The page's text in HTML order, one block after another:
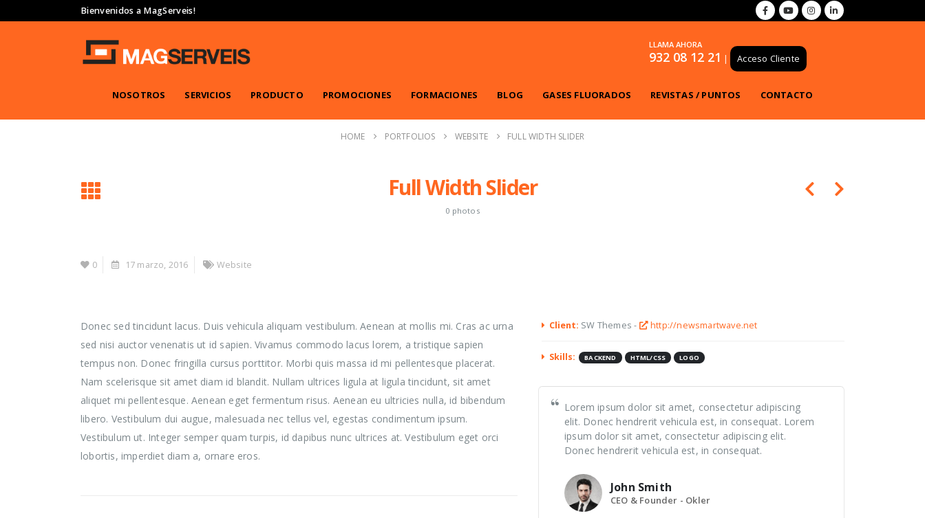
Bienvenidos a MagServeis!
LLAMA AHORA
932 08 12 21 | Acceso Cliente
NOSOTROS SERVICIOS PRODUCTO PROMOCIONES FORMACIONES BLOG GASES FLUORADOS REVISTAS / PUNTOS CONTACTO
HOME PORTFOLIOS WEBSITE FULL WIDTH SLIDER
Full Width Slider
0 photos
0 17 marzo, 2016 Website
Donec sed tincidunt lacus. Duis vehicula aliquam vestibulum. Aenean at mollis mi. Cras ac urna
sed nisi auctor venenatis ut id sapien. Vivamus commodo lacus lorem, a tristique sapien
tempus non. Donec fringilla cursus porttitor. Morbi quis massa id mi pellentesque placerat.
Nam scelerisque sit amet diam id blandit. Nullam ultrices ligula at ligula tincidunt, sit amet
aliquet mi pellentesque. Aenean eget fermentum risus. Aenean eu ultricies nulla, id bibendum
libero. Vestibulum dui augue, malesuada nec tellus vel, egestas condimentum ipsum.
Vestibulum ut. Integer semper quam turpis, id dapibus nunc ultrices at. Vestibulum eget orci
lobortis, imperdiet diam a, ornare eros.
Client: SW Themes - http://newsmartwave.net
Skills: BACKEND HTML/CSS LOGO
Lorem ipsum dolor sit amet, consectetur adipiscing
elit. Donec hendrerit vehicula est, in consequat. Lorem
ipsum dolor sit amet, consectetur adipiscing elit.
Donec hendrerit vehicula est, in consequat.
John Smith
CEO & Founder - Okler